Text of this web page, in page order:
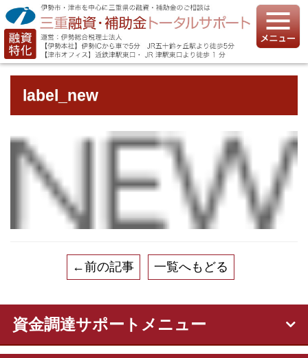
label_new
←前の記事 一覧へもどる
資金調達サポートメニュー